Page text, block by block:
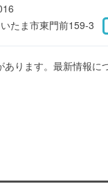
たま市東門前159-3
ります。最新情報に